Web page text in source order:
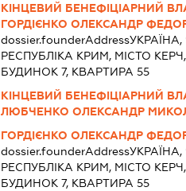
КІНЦЕВИЙ БЕНЕФІЦІАРНИЙ
ГОРДІЄНКО ОЛЕКСАНДР
dossier.founderAddress
РЕСПУБЛІКА КРИМ, МІСТО
БУДИНОК 7, КВАРТИРА 55
КІНЦЕВИЙ БЕНЕФІЦІАРНИЙ
ЛЮБЧЕНКО ОЛЕКСАНДР
ГОРДІЄНКО ОЛЕКСАНДР
dossier.founderAddress
РЕСПУБЛІКА КРИМ, МІСТО
БУДИНОК 7, КВАРТИРА 55